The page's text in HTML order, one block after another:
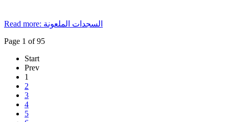
Read more: السجدات الملعونة
Page 1 of 95
Start
Prev
1
2
3
4
5